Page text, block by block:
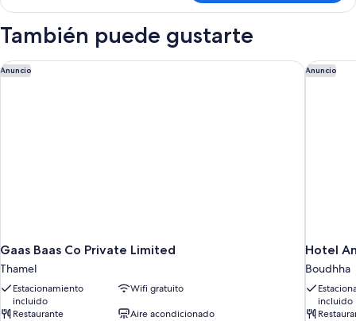
Double
También puede gustarte
Anuncio
Gaas Baas Co Private Limited
Thamel
Estacionamiento
incluido
Wifi gratuito
Restaurante
Aire acondicionado
Gaas Baas Co Private Limited Anuncio
Hotel
Boudhha
incluido
Hotel